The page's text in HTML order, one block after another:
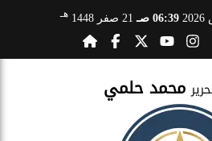
06:39 صـ 21 صفر 1448 هـ
محمد حلمي